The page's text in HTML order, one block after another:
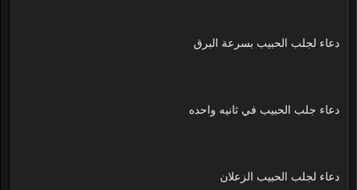
دعاء لجلب الحبيب بسرعة البرق
دعاء جلب الحبيب في ثانيه واحده
دعاء لجلب الحبيب الزعلان